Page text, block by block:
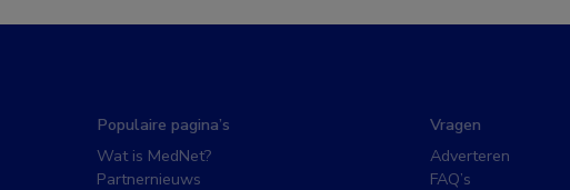
Populaire pagina’s
Wat is MedNet?
Partnernieuws
Vragen
Adverteren
FAQ’s